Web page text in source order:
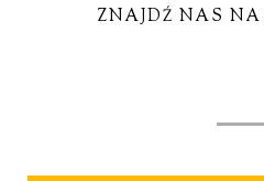
ZNAJDŹ NAS